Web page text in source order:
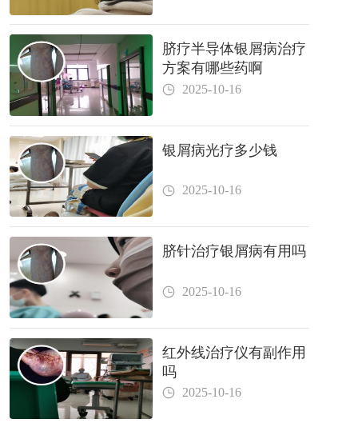
脐疗半导体银屑病治疗
方案有哪些药啊
2025-10-16
银屑病光疗多少钱
2025-10-16
脐针治疗银屑病有用吗
2025-10-16
红外线治疗仪有副作用
吗
2025-10-16